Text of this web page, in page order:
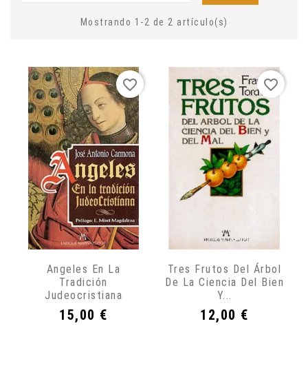
Mostrando 1-2 de 2 artículo(s)
Angeles En La
Tradición
Judeocristiana
Precio
15,00 €
favorite_border
Tres Frutos Del Árbol
De La Ciencia Del Bien
Y...
Precio
12,00 €
favorite_border